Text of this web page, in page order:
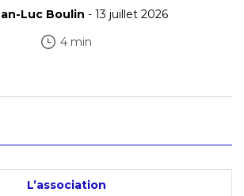
Luc Boulin - 13 juillet 2026
4 min
L’association